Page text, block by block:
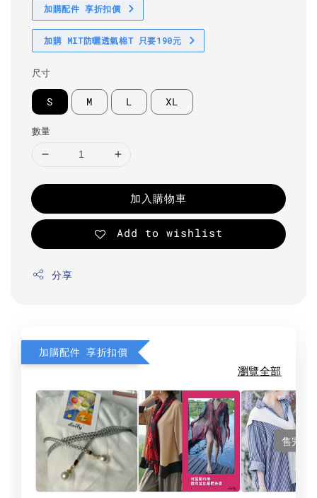
加購配件 享折扣價
加購 MIT防曬透氣棉T 只要190元
尺寸
S M L XL
數量
加入購物車
Add to wishlist
分享
加購配件 享折扣價
瀏覽全部
售完